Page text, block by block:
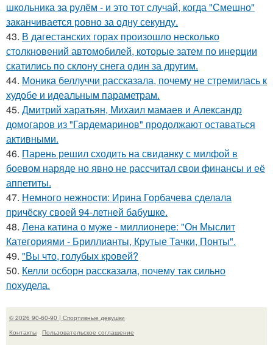
школьника за рулём - и это тот случай, когда "Смешно"
заканчивается ровно за одну секунду.
43. В дагестанских горах произошло несколько
столкновений автомобилей, которые затем по инерции
скатились по склону снега один за другим.
44. Моника беллуччи рассказала, почему не стремилась к
худобе и идеальным параметрам.
45. Дмитрий харатьян, Михаил мамаев и Александр
домогаров из "Гардемаринов" продолжают оставаться
активными.
46. Парень решил сходить на свиданку с милфой в
боевом наряде но явно не рассчитал свои финансы и её
аппетиты.
47. Немного нежности: Ирина Горбачева сделала
причёску своей 94-летней бабушке.
48. Лена катина о муже - миллионере: "Он Мыслит
Категориями - Бриллианты, Крутые Тачки, Понты".
49. "Вы что, голубых кровей?
50. Келли осборн рассказала, почему так сильно
похудела.
© 2026 90-60-90 | Спортивные девушки
Контакты
Пользовательское соглашение